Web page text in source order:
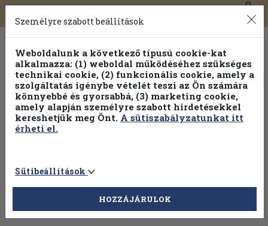
Toggle
navigation
0
Válogasson több mint 1.000.000 kiadványunk közül
100% kedvezménnyel!
Személyre szabott beállítások
Weboldalunk a következő típusú cookie-kat
alkalmazza: (1) weboldal működéséhez szükséges
technikai cookie, (2) funkcionális cookie, amely a
szolgáltatás igénybe vételét teszi az Ön számára
könnyebbé és gyorsabbá, (3) marketing cookie,
amely alapján személyre szabott hirdetésekkel
kereshetjük meg Önt. A sütiszabályzatunkat itt
érheti el.
Sütibeállítások
HOZZÁJÁRULOK